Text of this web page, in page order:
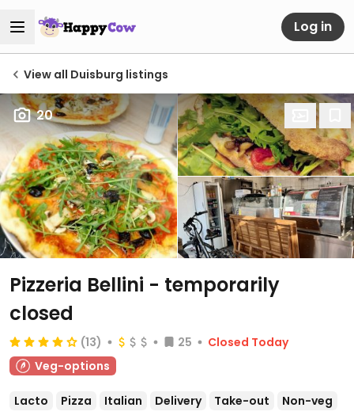
Log in
View all Duisburg listings
20
Pizzeria Bellini - temporarily
closed
(13) 25
Closed Today
Veg-options
Lacto Pizza Italian Delivery Take-out Non-veg